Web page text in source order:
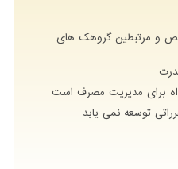
شاخص و مرتبطین گروهک های
راه برای مدیریت مصرف است
توسعه نمی یابد